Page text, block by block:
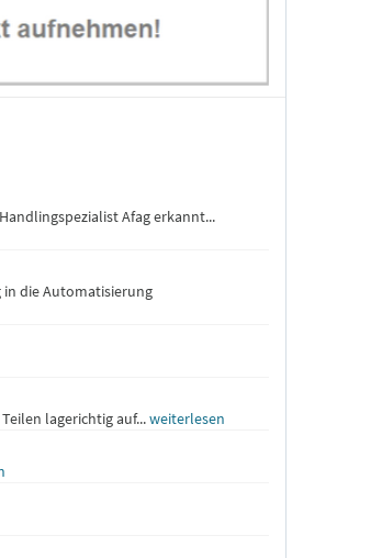
Afag erkannt...
in die Automatisierung
lagerichtig auf...weiterlesen